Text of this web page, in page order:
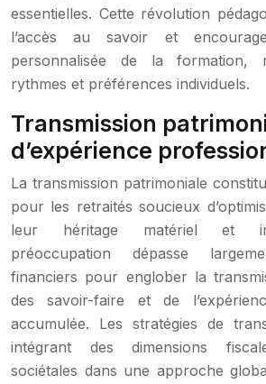
essentielles. Cette révolution
l’accès au savoir et
personnalisée de la formation,
rythmes et préférences individuels.
Transmission
d’expérience
La transmission patrimoniale
pour les retraités soucieux
leur héritage matériel et
préoccupation dépasse
financiers pour englober la
des savoir-faire et de
accumulée. Les stratégies de
intégrant des dimensions
sociétales dans une approche